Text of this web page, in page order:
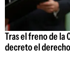
Tras el freno de la
decreto el